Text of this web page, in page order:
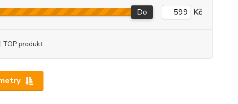
Do Kč
TOP produkt